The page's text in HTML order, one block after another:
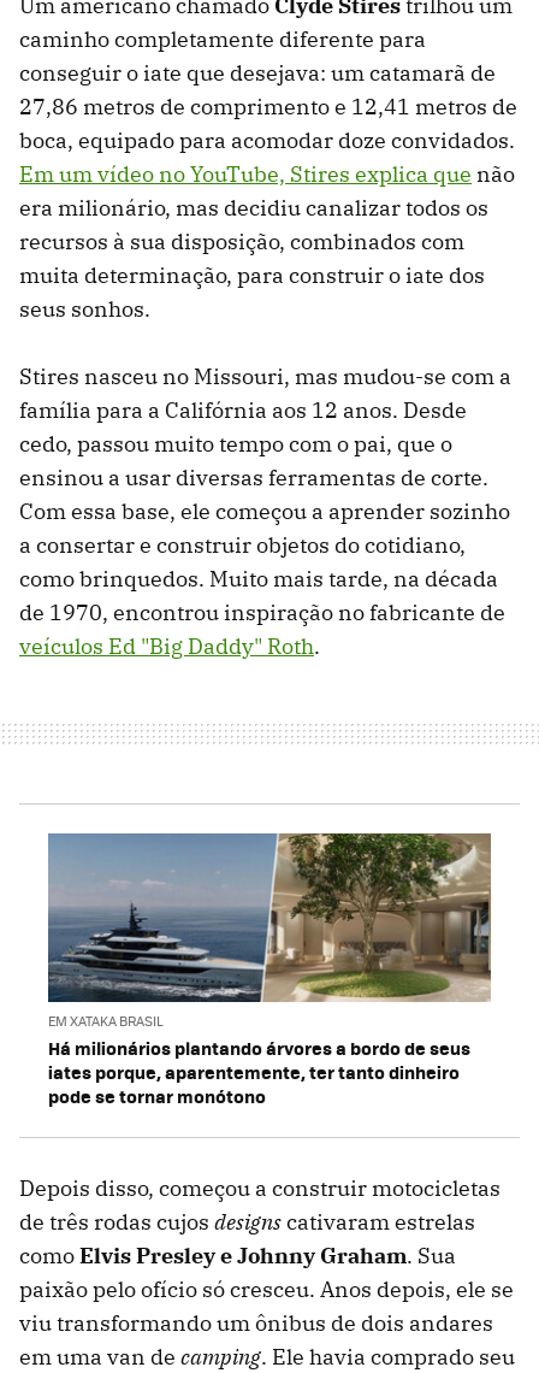
caminho completamente diferente para
conseguir o iate que desejava: um catamarã de
27,86 metros de comprimento e 12,41 metros de
boca, equipado para acomodar doze convidados.
Em um vídeo no YouTube, Stires explica que não
era milionário, mas decidiu canalizar todos os
recursos à sua disposição, combinados com
muita determinação, para construir o iate dos
seus sonhos.
Stires nasceu no Missouri, mas mudou-se com a
família para a Califórnia aos 12 anos. Desde
cedo, passou muito tempo com o pai, que o
ensinou a usar diversas ferramentas de corte.
Com essa base, ele começou a aprender sozinho
a consertar e construir objetos do cotidiano,
como brinquedos. Muito mais tarde, na década
de 1970, encontrou inspiração no fabricante de
veículos Ed "Big Daddy" Roth.
EM XATAKA BRASIL
Há milionários plantando árvores a bordo de seus
iates porque, aparentemente, ter tanto dinheiro
pode se tornar monótono
Depois disso, começou a construir motocicletas
de três rodas cujos designscativaram estrelas
comoElvis Presley e Johnny Graham. Sua
paixão pelo ofício só cresceu. Anos depois, ele se
viu transformando um ônibus de dois andares
em uma van de camping. Ele havia comprado seu